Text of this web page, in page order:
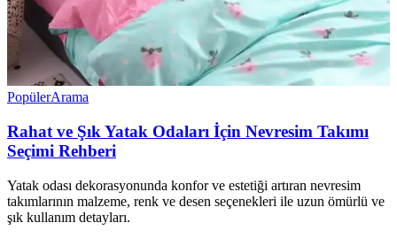
PopülerArama
Rahat ve Şık Yatak Odaları İçin Nevresim Takımı
Seçimi Rehberi
Yatak odası dekorasyonunda konfor ve estetiği artıran nevresim
takımlarının malzeme, renk ve desen seçenekleri ile uzun ömürlü ve
şık kullanım detayları.